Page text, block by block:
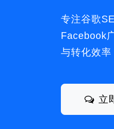
专注谷歌
Facebook
与转化效率
立